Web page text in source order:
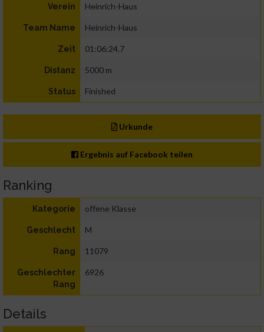
Verein Heinrich-Haus
Team Name Heinrich-Haus
Zeit 01:06:24.7
Distanz 5000 m
Status Finished
Urkunde
Ergebnis auf Facebook teilen
Ranking
Kategorie offene Klasse
Geschlecht M
Rang 11079
Geschlechter
Rang
6926
Details